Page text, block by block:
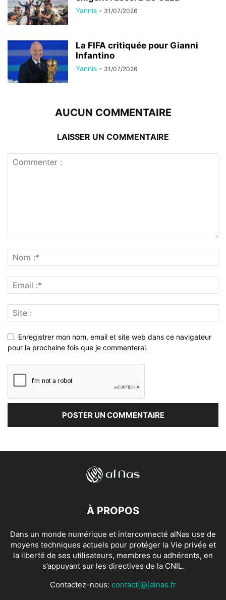
Yannis - 31/07/2026
La FIFA critiquée pour Gianni
Infantino
Yannis - 31/07/2026
AUCUN COMMENTAIRE
LAISSER UN COMMENTAIRE
Enregistrer mon nom, email et site web dans ce navigateur
pour la prochaine fois que je commenterai.
À PROPOS
Dans un monde numérique et interconnecté alNas use de
moyens techniques actuels pour protéger la Vie privée et
la liberté de ses utilisateurs, membres ou adhérents, en
s’appuyant sur les directives de la CNIL.
Contactez-nous: contact[@]alnas.fr